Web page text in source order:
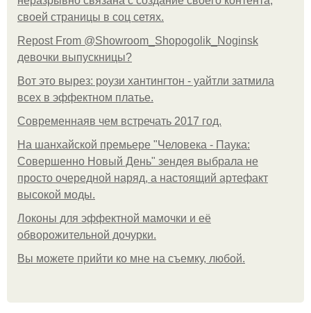
своей страницы в соц сетях.
Repost From @Showroom_Shopogolik_Noginsk
девочки выпускницы?
Вот это вырез: роузи хантингтон - уайтли затмила
всех в эффектном платьe.
Современнаяв чем встречать 2017 год.
На шанхайской премьере "Человека - Паука:
Совершенно Новый День" зендея выбрала не
просто очередной наряд, а настоящий артефакт
высокой моды.
Локоны для эффектной мамочки и её
обворожительной дочурки.
Вы можете прийти ко мне на съемку, любой.